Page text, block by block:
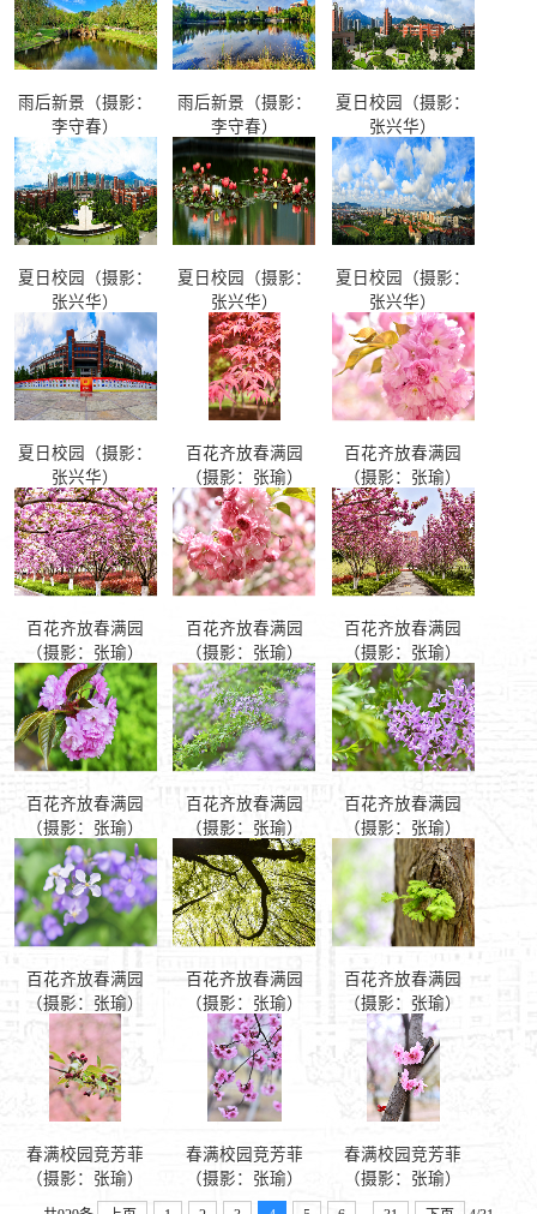
雨后新景（摄影：
李守春）
雨后新景（摄影：
李守春）
夏日校园（摄影：
张兴华）
夏日校园（摄影：
张兴华）
夏日校园（摄影：
张兴华）
夏日校园（摄影：
张兴华）
夏日校园（摄影：
张兴华）
百花齐放春满园
（摄影：张瑜）
百花齐放春满园
（摄影：张瑜）
百花齐放春满园
（摄影：张瑜）
百花齐放春满园
（摄影：张瑜）
百花齐放春满园
（摄影：张瑜）
百花齐放春满园
（摄影：张瑜）
百花齐放春满园
（摄影：张瑜）
百花齐放春满园
（摄影：张瑜）
百花齐放春满园
（摄影：张瑜）
百花齐放春满园
（摄影：张瑜）
百花齐放春满园
（摄影：张瑜）
春满校园竞芳菲
（摄影：张瑜）
春满校园竞芳菲
（摄影：张瑜）
春满校园竞芳菲
（摄影：张瑜）